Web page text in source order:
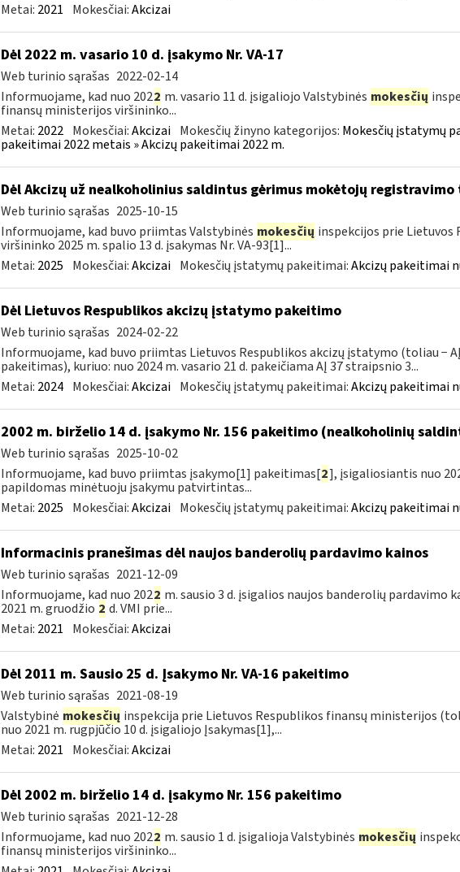
Metai: 2021 Mokesčiai:Akcizai
Dėl 2022 m. vasario 10 d. įsakymo Nr. VA-17
Web turinio sąrašas 2022-02-14
Informuojame, kad nuo 2022 m. vasario 11 d. įsigaliojo Valstybinės mokesčių
finansų ministerijos viršininko...
Metai: 2022 Mokesčiai:Akcizai Mokesčių žinyno kategorijos: Mokesčių įstatymų
pakeitimai 2022 metais » Akcizų pakeitimai 2022 m.
Dėl Akcizų už nealkoholinius saldintus gėrimus mokėtojų
Web turinio sąrašas 2025-10-15
Informuojame, kad buvo priimtas Valstybinės mokesčių inspekcijos prie
viršininko 2025 m. spalio 13 d. įsakymas Nr. VA-93[1]...
Metai: 2025 Mokesčiai:Akcizai Mokesčių įstatymų pakeitimai:Akcizų pakeitimai
Dėl Lietuvos Respublikos akcizų įstatymo pakeitimo
Web turinio sąrašas 2024-02-22
Informuojame, kad buvo priimtas Lietuvos Respublikos akcizų įstatymo (toliau −
pakeitimas), kuriuo: nuo 2024 m. vasario 21 d. pakeičiama AĮ 37 straipsnio 3...
Metai: 2024 Mokesčiai:Akcizai Mokesčių įstatymų pakeitimai:Akcizų pakeitimai
2002 m. birželio 14 d. įsakymo Nr. 156 pakeitimo (nealkoholinių
Web turinio sąrašas 2025-10-02
Informuojame, kad buvo priimtas įsakymo[1] pakeitimas[2], įsigaliosiantis nuo
papildomas minėtuoju įsakymu patvirtintas...
Metai: 2025 Mokesčiai:Akcizai Mokesčių įstatymų pakeitimai:Akcizų pakeitimai
Informacinis pranešimas dėl naujos banderolių pardavimo kainos
Web turinio sąrašas 2021-12-09
Informuojame, kad nuo 2022 m. sausio 3 d. įsigalios naujos banderolių pardavimo
2021 m. gruodžio 2 d. VMI prie...
Metai: 2021 Mokesčiai:Akcizai
Dėl 2011 m. Sausio 25 d. Įsakymo Nr. VA-16 pakeitimo
Web turinio sąrašas 2021-08-19
Valstybinė mokesčių inspekcija prie Lietuvos Respublikos finansų ministerijos
nuo 2021 m. rugpjūčio 10 d. įsigaliojo Įsakymas[1],...
Metai: 2021 Mokesčiai:Akcizai
Dėl 2002 m. birželio 14 d. įsakymo Nr. 156 pakeitimo
Web turinio sąrašas 2021-12-28
Informuojame, kad nuo 2022 m. sausio 1 d. įsigalioja Valstybinės mokesčių
finansų ministerijos viršininko...